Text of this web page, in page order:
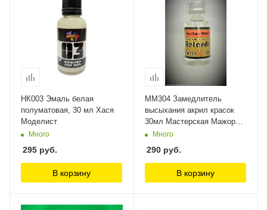
НК003 Эмаль белая
полуматовая, 30 мл Хася
Моделист
Много
295 руб.
В корзину
ММ304 Замедлитель
высыхания акрил красок
30мл Мастерская Мажор
Моделс
Много
290 руб.
В корзину